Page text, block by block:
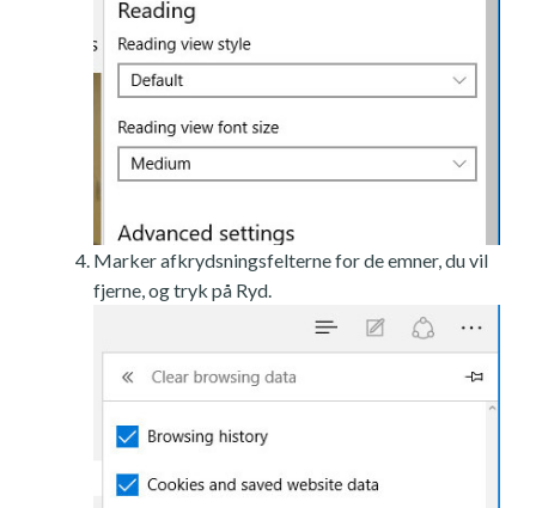
Marker afkrydsningsfelterne for de emner, du vil
fjerne, og tryk på Ryd.